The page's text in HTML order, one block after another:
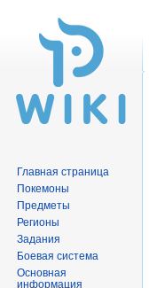
Главная страница
Покемоны
Предметы
Регионы
Задания
Боевая система
Основная
информация